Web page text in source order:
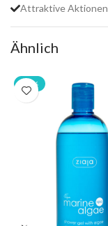
Attraktive Aktionen
Ähnlich
-20%